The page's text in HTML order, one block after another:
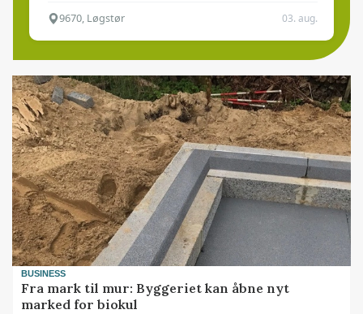
9670, Løgstør 03. aug.
BUSINESS
Fra mark til mur: Byggeriet kan åbne nyt
marked for biokul